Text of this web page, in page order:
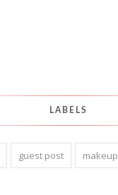
LABELS
guest post makeup